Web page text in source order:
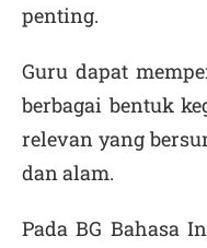
penting.
Guru dapat
berbagai bentuk
relevan yang
dan alam.
Pada BG Bahasa